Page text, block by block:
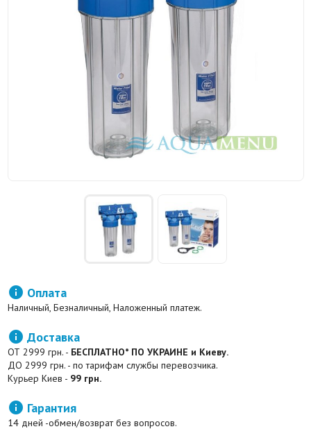
 Оплата
Наличный, Безналичный, Наложенный платеж.
 Доставка
ОТ 2999 грн. - БЕСПЛАТНО* ПО УКРАИНЕ и Киеву.
ДО 2999 грн. - по тарифам службы перевозчика.
Курьер Киев - 99 грн.
 Гарантия
14 дней -обмен/возврат без вопросов.